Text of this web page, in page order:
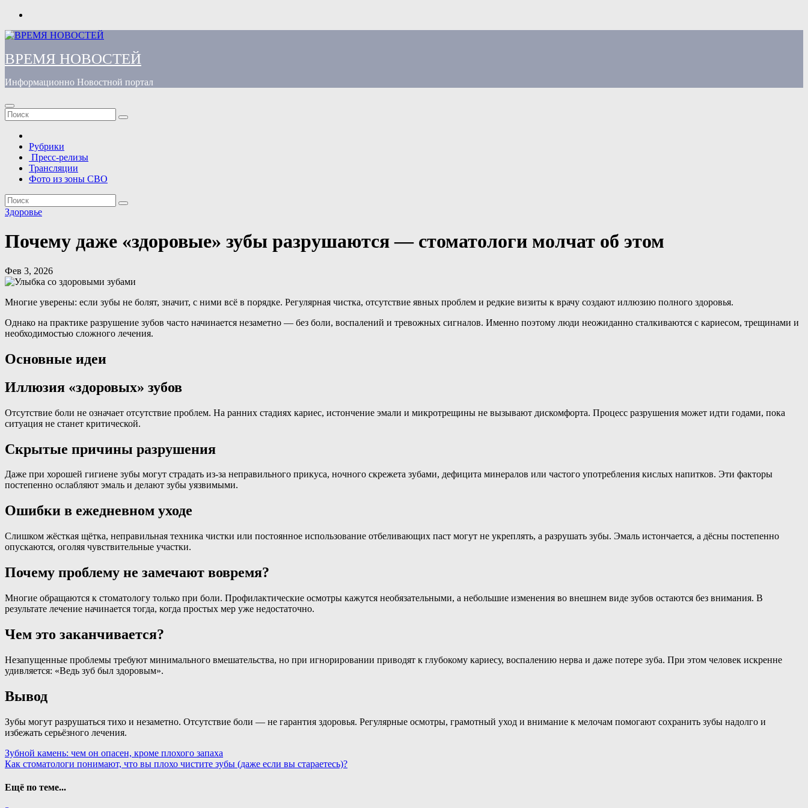
Перейти
содержимому
ВРЕМЯ НОВОСТЕЙ
Информационно Новостной портал
Рубрики
Пресс-релизы
Трансляции
Фото из зоны СВО
Здоровье
Почему даже «здоровые» зубы разрушаются — стоматологи молчат об этом
Фев 3, 2026
Многие уверены: если зубы не болят, значит, с ними всё в порядке. Регулярная чистка, отсутствие явных проблем и редкие визиты к врачу создают иллюзию полного здоровья.
Однако на практике разрушение зубов часто начинается незаметно — без боли, воспалений и тревожных сигналов. Именно поэтому люди неожиданно сталкиваются с кариесом, трещинами и
необходимостью сложного лечения.
Основные идеи
Иллюзия «здоровых» зубов
Отсутствие боли не означает отсутствие проблем. На ранних стадиях кариес, истончение эмали и микротрещины не вызывают дискомфорта. Процесс разрушения может идти годами, пока
ситуация не станет критической.
Скрытые причины разрушения
Даже при хорошей гигиене зубы могут страдать из-за неправильного прикуса, ночного скрежета зубами, дефицита минералов или частого употребления кислых напитков. Эти факторы
постепенно ослабляют эмаль и делают зубы уязвимыми.
Ошибки в ежедневном уходе
Слишком жёсткая щётка, неправильная техника чистки или постоянное использование отбеливающих паст могут не укреплять, а разрушать зубы. Эмаль истончается, а дёсны постепенно
опускаются, оголяя чувствительные участки.
Почему проблему не замечают вовремя?
Многие обращаются к стоматологу только при боли. Профилактические осмотры кажутся необязательными, а небольшие изменения во внешнем виде зубов остаются без внимания. В
результате лечение начинается тогда, когда простых мер уже недостаточно.
Чем это заканчивается?
Незапущенные проблемы требуют минимального вмешательства, но при игнорировании приводят к глубокому кариесу, воспалению нерва и даже потере зуба. При этом человек искренне
удивляется: «Ведь зуб был здоровым».
Вывод
Зубы могут разрушаться тихо и незаметно. Отсутствие боли — не гарантия здоровья. Регулярные осмотры, грамотный уход и внимание к мелочам помогают сохранить зубы надолго и
избежать серьёзного лечения.
Навигация
по
записям
Зубной камень: чем он опасен, кроме плохого запаха
Как стоматологи понимают, что вы плохо чистите зубы (даже если вы стараетесь)?
Ещё по теме...